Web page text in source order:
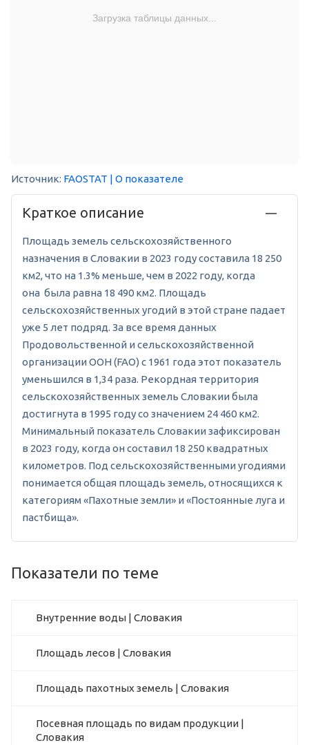
Загрузка таблицы данных...
Источник: FAOSTAT | О показателе
Краткое описание
Площадь земель сельскохозяйственного
назначения в Словакии в 2023 году составила 18 250
км2, что на 1.3% меньше, чем в 2022 году, когда
она была равна 18 490 км2. Площадь
сельскохозяйственных угодий в этой стране падает
уже 5 лет подряд. За все время данных
Продовольственной и сельскохозяйственной
организации ООН (FAO) с 1961 года этот показатель
уменьшился в 1,34 раза. Рекордная территория
сельскохозяйственных земель Словакии была
достигнута в 1995 году со значением 24 460 км2.
Минимальный показатель Словакии зафиксирован
в 2023 году, когда он составил 18 250 квадратных
километров. Под сельскохозяйственными угодиями
понимается общая площадь земель, относящихся к
категориям «Пахотные земли» и «Постоянные луга и
пастбища».
Показатели по теме
Внутренние воды | Словакия
Площадь лесов | Словакия
Площадь пахотных земель | Словакия
Посевная площадь по видам продукции |
Словакия